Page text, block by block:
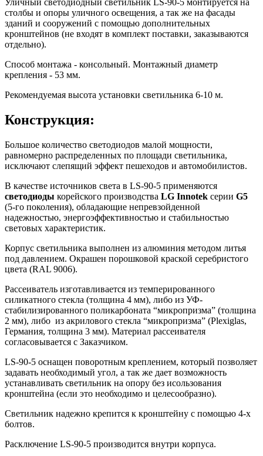
Уличный светодиодный светильник LS-90-5 монтируется на
столбы и опоры уличного освещения, а так же на фасады
зданий и сооружений с помощью дополнительных
кронштейнов (не входят в комплект поставки, заказываются
отдельно).
Способ монтажа - консольный. Монтажный диаметр
крепления - 53 мм.
Рекомендуемая высота установки светильника 6-10 м.
Конструкция:
Большое количество светодиодов малой мощности,
равномерно распределенных по площади светильника,
исключают слепящий эффект пешеходов и автомобилистов.
В качестве источников света в LS-90-5 применяются
светодиоды корейского производства LG Innotek серии G5
(5-го поколения), обладающие непревзойденной
надежностью, энергоэффективностью и стабильностью
световых характеристик.
Корпус светильника выполнен из алюминия методом литья
под давлением. Окрашен порошковой краской серебристого
цвета (RAL 9006).
Рассеиватель изготавливается из темперированного
силикатного стекла (толщина 4 мм), либо из УФ-
стабилизированного поликарбоната “микропризма” (толщина
2 мм), либо из акрилового стекла “микропризма” (Plexiglas,
Германия, толщина 3 мм). Материал рассеивателя
согласовывается с Заказчиком.
LS-90-5 оснащен поворотным креплением, который позволяет
задавать необходимый угол, а так же дает возможность
устанавливать светильник на опору без исользования
кронштейна (если это необходимо и целесообразно).
Светильник надежно крепится к кронштейну с помощью 4-х
болтов.
Расключение LS-90-5 производится внутри корпуса.